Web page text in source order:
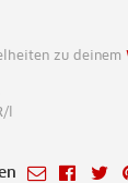
zu deinem
l